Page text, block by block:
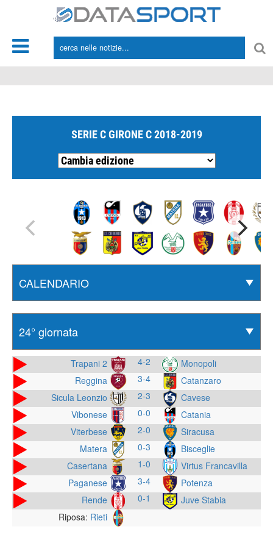
SERIE C GIRONE C 2018-2019
Trapani 2 4-2
Monopoli
Reggina
3-4
Catanzaro
Sicula Leonzio
2-3
Cavese
Vibonese
0-0
Catania
Viterbese
2-0
Siracusa
Matera
0-3
Bisceglie
Casertana
1-0
Virtus Francavilla
Paganese
3-4
Potenza
Rende
0-1
Juve Stabia
Riposa: Rieti